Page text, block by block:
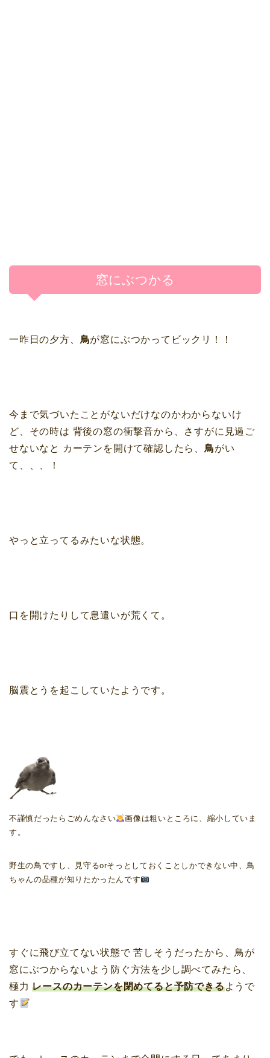
窓にぶつかる
一昨日の夕方、 鳥が窓にぶつかってビックリ！！
今まで気づいたことがないだけなのかわからないけ
ど、その時は 背後の窓の衝撃音から、さすがに見過ご
せないなと カーテンを開けて確認したら、 鳥がい
て、、、！
やっと立ってるみたいな状態。
口を開けたりして息遣いが荒くて。
脳震とうを起こしていたようです。
不謹慎だったらごめんなさい
画像は粗いところに、縮小していま
す。
野生の鳥ですし、見守るorそっとしておくことしかできない中、鳥
ちゃんの品種が知りたかったんです
すぐに飛び立てない状態で 苦しそうだったから、鳥が
窓にぶつからないよう防ぐ方法を少し調べてみたら、
極力レースのカーテンを閉めてると予防できるようで
す